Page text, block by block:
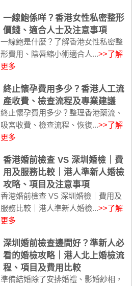
一線鮑係咩？香港女性私密整形
價錢、適合人士及注意事項
一線鮑是什麼？了解香港女性私密整
形費用、陰唇縮小術適合人...>>了解
更多
終止懷孕費用多少？香港人工流
產收費、檢查流程及專業建議
終止懷孕費用多少？整理香港藥流、
吸宮收費、檢查流程、恢復...>>了解
更多
香港婚前檢查 VS 深圳婚檢｜費
用及服務比較｜港人準新人婚檢
攻略、項目及注意事項
香港婚前檢查 VS 深圳婚檢｜費用及
服務比較｜港人準新人婚檢...>>了解
更多
深圳婚前檢查邊間好？準新人必
看的婚檢攻略｜港人北上婚檢流
程、項目及費用比較
準備結婚除了安排婚禮、影婚紗相，